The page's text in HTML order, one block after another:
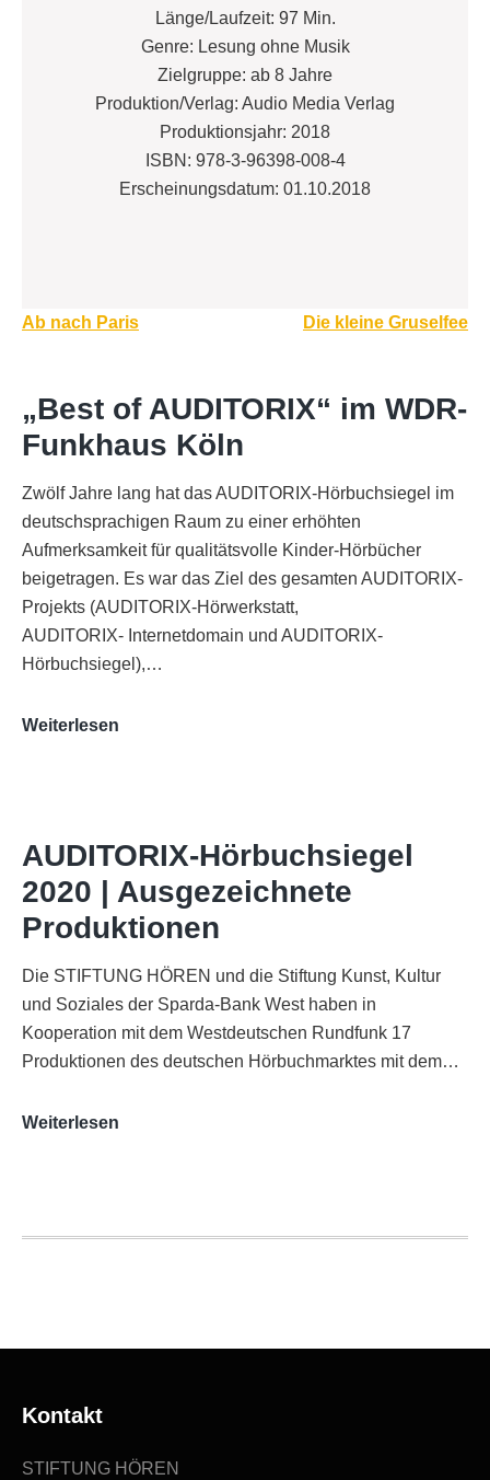
Länge/Laufzeit: 97 Min.
Genre: Lesung ohne Musik
Zielgruppe: ab 8 Jahre
Produktion/Verlag: Audio Media Verlag
Produktionsjahr: 2018
ISBN: 978-3-96398-008-4
Erscheinungsdatum: 01.10.2018
Beitragsnavigation
Ab nach Paris Die kleine Gruselfee
„Best of AUDITORIX“ im WDR-
Funkhaus Köln
Zwölf Jahre lang hat das AUDITORIX-Hörbuchsiegel im
deutschsprachigen Raum zu einer erhöhten
Aufmerksamkeit für qualitätsvolle Kinder-Hörbücher
beigetragen. Es war das Ziel des gesamten AUDITORIX-
Projekts (AUDITORIX-Hörwerkstatt,
AUDITORIX- Internetdomain und AUDITORIX-
Hörbuchsiegel),…
Weiterlesen
Funkhaus
Köln
AUDITORIX-Hörbuchsiegel
2020 | Ausgezeichnete
Produktionen
Die STIFTUNG HÖREN und die Stiftung Kunst, Kultur
und Soziales der Sparda-Bank West haben in
Kooperation mit dem Westdeutschen Rundfunk 17
Produktionen des deutschen Hörbuchmarktes mit dem…
Weiterlesen
Ausgezeichnete
Kontakt
STIFTUNG HÖREN